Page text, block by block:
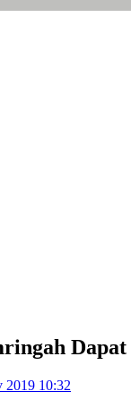
2019 10:32